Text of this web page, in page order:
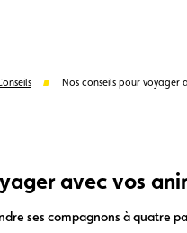
Nos conseils pour voyager
avec vos
ses compagnons à quatre